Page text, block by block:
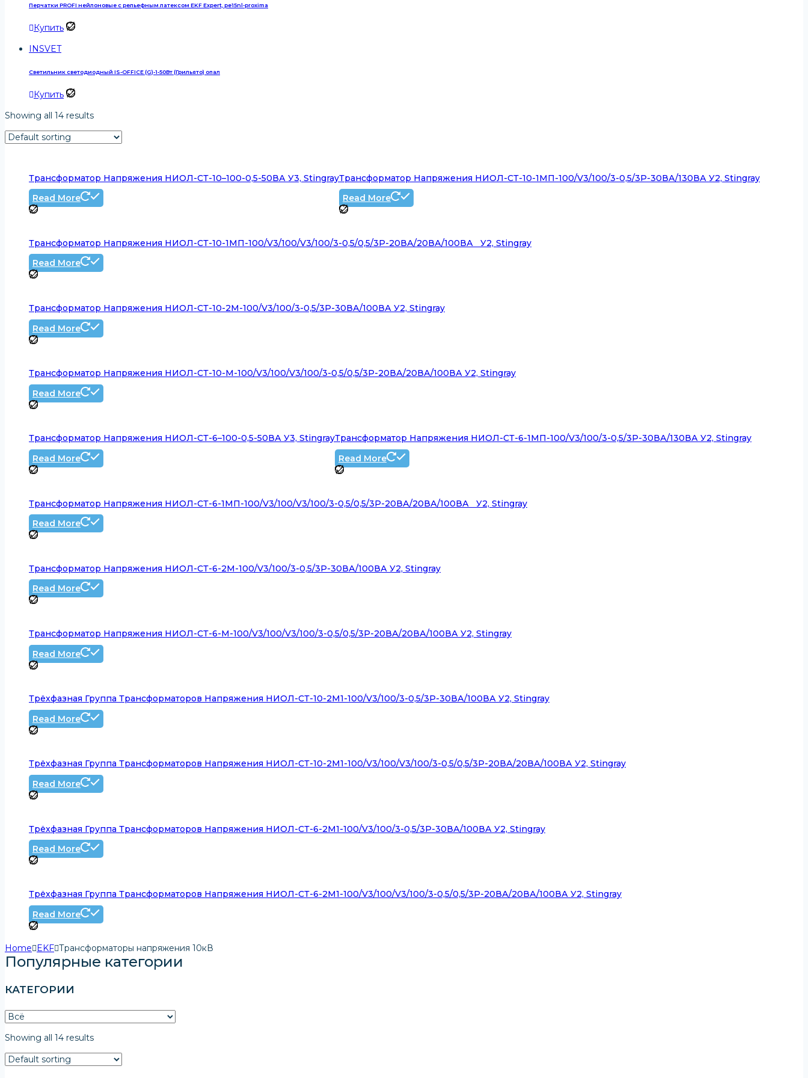
Перчатки PROFI нейлоновые с рельефным латексом EKF Expert, pe15nl-proxima
Купить
INSVET
Светильник светодиодный IS-OFFICE (G)-1-50Вт (Грильято) опал
Купить
Showing all 14 results
Трансформатор Напряжения НИОЛ-СТ-10–100-0,5-50ВА У3, Stingray
Read More
Трансформатор Напряжения НИОЛ-СТ-10-1МП-100/V3/100/3-0,5/3Р-30ВА/130ВА У2, Stingray
Read More
Трансформатор Напряжения НИОЛ-СТ-10-1МП-100/V3/100/V3/100/3-0,5/0,5/3Р-20ВА/20ВА/100ВА У2, Stingray
Read More
Трансформатор Напряжения НИОЛ-СТ-10-2М-100/V3/100/3-0,5/3Р-30ВА/100ВА У2, Stingray
Read More
Трансформатор Напряжения НИОЛ-СТ-10-М-100/V3/100/V3/100/3-0,5/0,5/3Р-20ВА/20ВА/100ВА У2, Stingray
Read More
Трансформатор Напряжения НИОЛ-СТ-6–100-0,5-50ВА У3, Stingray
Read More
Трансформатор Напряжения НИОЛ-СТ-6-1МП-100/V3/100/3-0,5/3Р-30ВА/130ВА У2, Stingray
Read More
Трансформатор Напряжения НИОЛ-СТ-6-1МП-100/V3/100/V3/100/3-0,5/0,5/3Р-20ВА/20ВА/100ВА У2, Stingray
Read More
Трансформатор Напряжения НИОЛ-СТ-6-2М-100/V3/100/3-0,5/3Р-30ВА/100ВА У2, Stingray
Read More
Трансформатор Напряжения НИОЛ-СТ-6-М-100/V3/100/V3/100/3-0,5/0,5/3Р-20ВА/20ВА/100ВА У2, Stingray
Read More
Трёхфазная Группа Трансформаторов Напряжения НИОЛ-СТ-10-2М1-100/V3/100/3-0,5/3Р-30ВА/100ВА У2, Stingray
Read More
Трёхфазная Группа Трансформаторов Напряжения НИОЛ-СТ-10-2М1-100/V3/100/V3/100/3-0,5/0,5/3Р-20ВА/20ВА/100ВА У2, Stingray
Read More
Трёхфазная Группа Трансформаторов Напряжения НИОЛ-СТ-6-2М1-100/V3/100/3-0,5/3Р-30ВА/100ВА У2, Stingray
Read More
Трёхфазная Группа Трансформаторов Напряжения НИОЛ-СТ-6-2М1-100/V3/100/V3/100/3-0,5/0,5/3Р-20ВА/20ВА/100ВА У2, Stingray
Read More
Home EKF Трансформаторы напряжения 10кВ
Популярные категории
КАТЕГОРИИ
Showing all 14 results